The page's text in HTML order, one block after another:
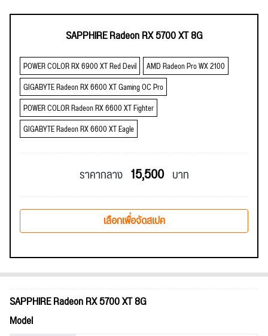
SAPPHIRE Radeon RX 5700 XT 8G
POWER COLOR RX 6900 XT Red Devil
AMD Radeon Pro WX 2100
GIGABYTE Radeon RX 6600 XT Gaming OC Pro
POWER COLOR Radeon RX 6600 XT Fighter
GIGABYTE Radeon RX 6600 XT Eagle
ราคากลาง 15,500 บาท
เลือกเพื่อจัดสเปค
SAPPHIRE Radeon RX 5700 XT 8G
Model